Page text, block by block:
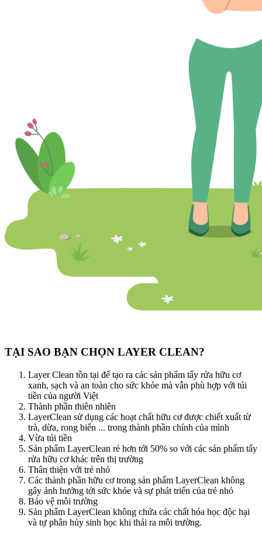
TẠI SAO BẠN CHỌN LAYER CLEAN?
Layer Clean tồn tại để tạo ra các sản phẩm tẩy rửa hữu cơ
xanh, sạch và an toàn cho sức khỏe mà vẫn phù hợp với túi
tiền của người Việt
Thành phần thiên nhiên
LayerClean sử dụng các hoạt chất hữu cơ được chiết xuất từ
trà, dừa, rong biển ... trong thành phần chính của mình
Vừa túi tiền
Sản phẩm LayerClean rẻ hơn tới 50% so với các sản phẩm tẩy
rửa hữu cơ khác trên thị trường
Thân thiện với trẻ nhỏ
Các thành phần hữu cơ trong sản phẩm LayerClean không
gây ảnh hưởng tới sức khỏe và sự phát triển của trẻ nhỏ
Bảo vệ môi trường
Sản phẩm LayerClean không chứa các chất hóa học độc hại
và tự phân hủy sinh học khi thải ra môi trường.